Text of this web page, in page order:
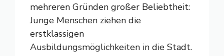
mehreren Gründen großer Beliebtheit:
Junge Menschen ziehen die
erstklassigen
Ausbildungsmöglichkeiten in die Stadt.